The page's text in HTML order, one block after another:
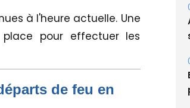
à l'heure actuelle. Une
pour effectuer les
de feu en